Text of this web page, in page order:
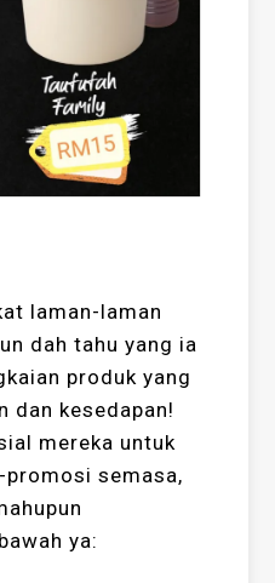
laman-laman
dah tahu yang ia
produk yang
dan kesedapan!
mereka untuk
semasa,
ya: